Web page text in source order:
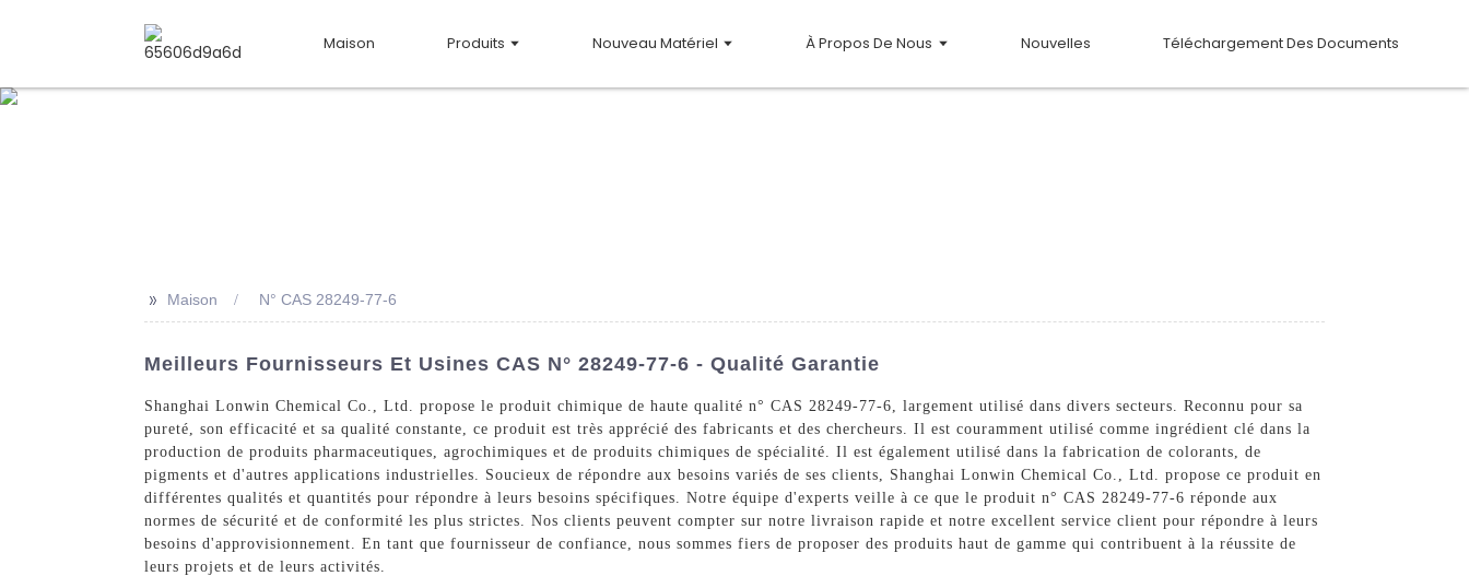
Maison Produits Nouveau Matériel À Propos De Nous Nouvelles Téléchargement Des Documents
>> Maison N° CAS 28249-77-6
Meilleurs Fournisseurs Et Usines CAS N° 28249-77-6 - Qualité Garantie
Shanghai Lonwin Chemical Co., Ltd. propose le produit chimique de haute qualité n° CAS 28249-77-6, largement utilisé dans divers secteurs. Reconnu pour sa
pureté, son efficacité et sa qualité constante, ce produit est très apprécié des fabricants et des chercheurs. Il est couramment utilisé comme ingrédient clé dans la
production de produits pharmaceutiques, agrochimiques et de produits chimiques de spécialité. Il est également utilisé dans la fabrication de colorants, de
pigments et d'autres applications industrielles. Soucieux de répondre aux besoins variés de ses clients, Shanghai Lonwin Chemical Co., Ltd. propose ce produit en
différentes qualités et quantités pour répondre à leurs besoins spécifiques. Notre équipe d'experts veille à ce que le produit n° CAS 28249-77-6 réponde aux
normes de sécurité et de conformité les plus strictes. Nos clients peuvent compter sur notre livraison rapide et notre excellent service client pour répondre à leurs
besoins d'approvisionnement. En tant que fournisseur de confiance, nous sommes fiers de proposer des produits haut de gamme qui contribuent à la réussite de
leurs projets et de leurs activités.